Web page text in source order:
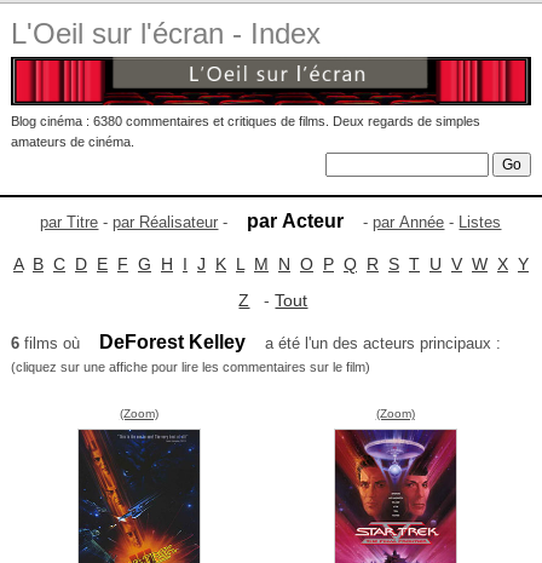
L'Oeil sur l'écran - Index
Blog cinéma : 6380 commentaires et critiques de films. Deux regards de simples
amateurs de cinéma.
par Titre -par Réalisateur - par Acteur -par Année - Listes
A B C D E F G H I J K L M N O P Q R S T U V W X Y
Z -Tout
6films où DeForest Kelley a été l'un des acteurs principaux :
(cliquez sur une affiche pour lire les commentaires sur le film)
(Zoom) (Zoom)